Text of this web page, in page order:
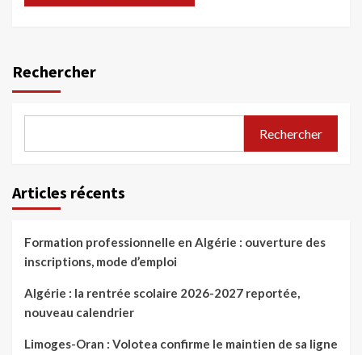
Rechercher
Rechercher
Articles récents
Formation professionnelle en Algérie : ouverture des
inscriptions, mode d’emploi
Algérie : la rentrée scolaire 2026-2027 reportée,
nouveau calendrier
Limoges-Oran : Volotea confirme le maintien de sa ligne